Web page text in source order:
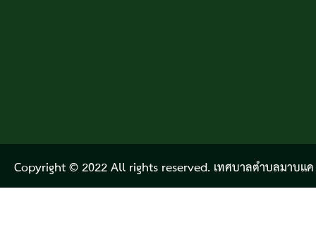
Copyright © 2022 All rights reserved. เทศบาลตำบลมาบแค